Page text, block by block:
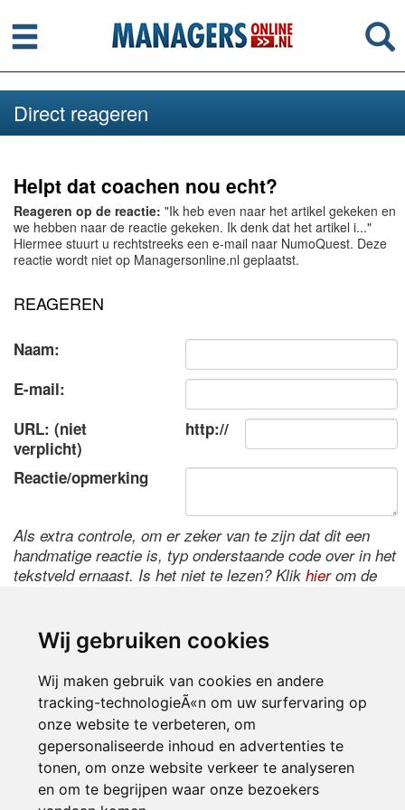
Wij gebruiken cookies
Wij maken gebruik van cookies en andere
tracking-technologieÃ«n om uw surfervaring op
onze website te verbeteren, om
gepersonaliseerde inhoud en advertenties te
tonen, om onze website verkeer te analyseren
en om te begrijpen waar onze bezoekers
Menu
Direct reageren
Helpt dat coachen nou echt?
Reageren op de reactie: "Ik heb even naar het artikel gekeken en
we hebben naar de reactie gekeken. Ik denk dat het artikel i..."
Hiermee stuurt u rechtstreeks een e-mail naar NumoQuest. Deze
reactie wordt niet op Managersonline.nl geplaatst.
REAGEREN
Naam:
E-mail:
URL: (niet
verplicht)
http://
Reactie/opmerking
Als extra controle, om er zeker van te zijn dat dit een
handmatige reactie is, typ onderstaande code over in het
tekstveld ernaast. Is het niet te lezen? Klik hierom de
Inloggen